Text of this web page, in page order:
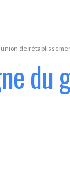
de
du